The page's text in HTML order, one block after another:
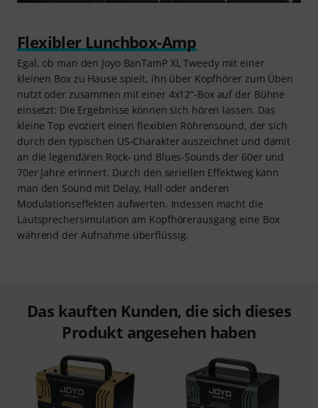
Flexibler Lunchbox-Amp
Egal, ob man den Joyo BanTamP XL Tweedy mit einer
kleinen Box zu Hause spielt, ihn über Kopfhörer zum Üben
nutzt oder zusammen mit einer 4x12“-Box auf der Bühne
einsetzt: Die Ergebnisse können sich hören lassen. Das
kleine Top evoziert einen flexiblen Röhrensound, der sich
durch den typischen US-Charakter auszeichnet und damit
an die legendären Rock- und Blues-Sounds der 60er und
70er Jahre erinnert. Durch den seriellen Effektweg kann
man den Sound mit Delay, Hall oder anderen
Modulationseffekten aufwerten. Indessen macht die
Lautsprechersimulation am Kopfhörerausgang eine Box
während der Aufnahme überflüssig.
Das kauften Kunden, die sich dieses
Produkt angesehen haben